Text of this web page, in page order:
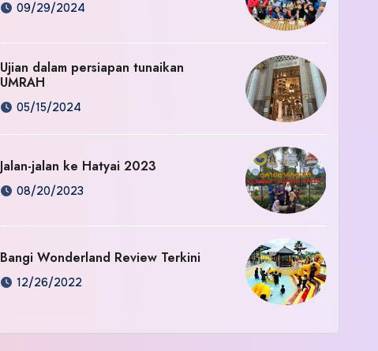
09/29/2024
Ujian dalam persiapan tunaikan
UMRAH
05/15/2024
Jalan-jalan ke Hatyai 2023
08/20/2023
Bangi Wonderland Review Terkini
12/26/2022